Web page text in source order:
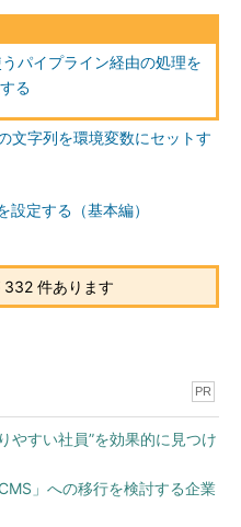
パイプライン経由の処理を
る
文字列を環境変数にセットす
定する（基本編）
332 件あります
PR
やすい社員”を効果的に見つけ
」への移行を検討する企業